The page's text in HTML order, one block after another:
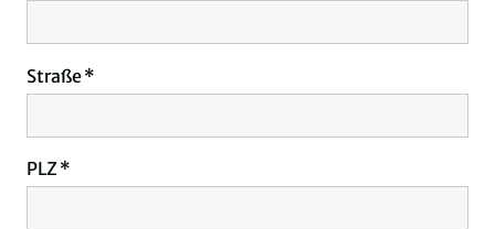
Straße
PLZ